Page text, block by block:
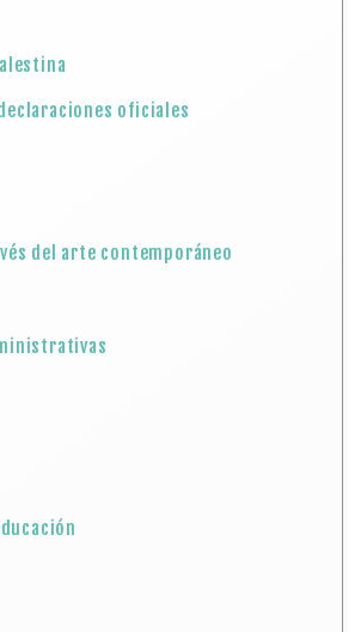
oficiales
del arte contemporáneo